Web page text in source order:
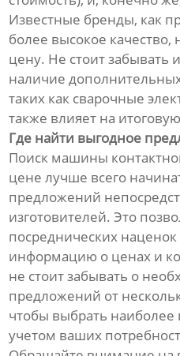
Известные бренды, как
более высокое
цену. Не стоит забывать
наличие
таких как сварочные
также влияет на
Где найти выгодное
Поиск машины
цене лучше всего
предложений
изготовителей. Это
посреднических
информацию о ценах и
не стоит забывать о
предложений от
чтобы выбрать
учетом ваших